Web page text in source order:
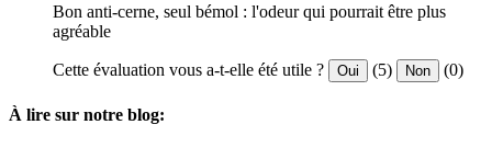
Bon anti-cerne, seul bémol : l'odeur qui pourrait être plus
agréable
Cette évaluation vous a-t-elle été utile ? Oui (5) Non (0)
À lire sur notre blog: